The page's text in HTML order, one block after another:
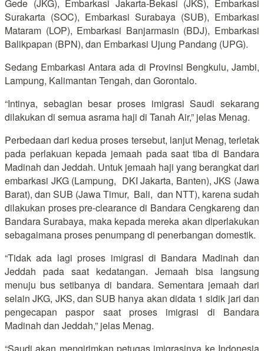
Gede (JKG), Embarkasi Jakarta-Bekasi (JKS), Embarkasi
Surakarta (SOC), Embarkasi Surabaya (SUB), Embarkasi
Mataram (LOP), Embarkasi Banjarmasin (BDJ), Embarkasi
Balikpapan (BPN), dan Embarkasi Ujung Pandang (UPG).
Sedang Embarkasi Antara ada di Provinsi Bengkulu, Jambi,
Lampung, Kalimantan Tengah, dan Gorontalo.
“Intinya, sebagian besar proses imigrasi Saudi sekarang
dilakukan di semua asrama haji di Tanah Air,” jelas Menag.
Perbedaan dari kedua proses tersebut, lanjut Menag, terletak
pada perlakuan kepada jemaah pada saat tiba di Bandara
Madinah dan Jeddah. Untuk jemaah haji yang berangkat dari
embarkasi JKG (Lampung, DKI Jakarta, Banten), JKS (Jawa
Barat), dan SUB (Jawa Timur, Bali, dan NTT), karena sudah
dilakukan proses pre-clearance di Bandara Cengkareng dan
Bandara Surabaya, maka kepada mereka akan diperlakukan
sebagaimana proses penumpang di penerbangan domestik.
“Tidak ada lagi proses imigrasi di Bandara Madinah dan
Jeddah pada saat kedatangan. Jemaah bisa langsung
menuju bus setibanya di bandara. Sementara jemaah dari
selain JKG, JKS, dan SUB hanya akan didata 1 sidik jari dan
pengecapan paspor saat proses imigrasi di Bandara
Madinah dan Jeddah,” jelas Menag.
“Saudi akan mengirimkan petugas imigrasinya ke Indonesia